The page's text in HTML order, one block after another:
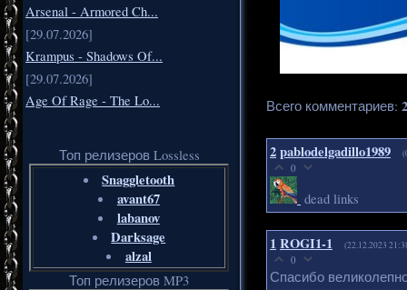
Arsenal - Armored Ch...
[29.07.2026]
Krampus - Shadows Of...
[29.07.2026]
Age Of Rage - The Lo...
Топ релизеров Lossless
Snaggletooth
avant67
labanov
Darksage
alzal
Топ релизеров MP3
Всего комментариев: 2
2pablodelgadillo1989
0
dead links
1ROGI1-1 (22.12.2023
0
Спасибо